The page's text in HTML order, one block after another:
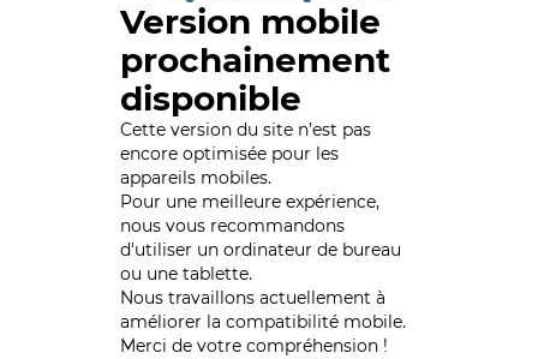
Version mobile
prochainement
disponible
Cette version du site n’est pas
encore optimisée pour les
appareils mobiles.
Pour une meilleure expérience,
nous vous recommandons
d'utiliser un ordinateur de bureau
ou une tablette.
Nous travaillons actuellement à
améliorer la compatibilité mobile.
Merci de votre compréhension !